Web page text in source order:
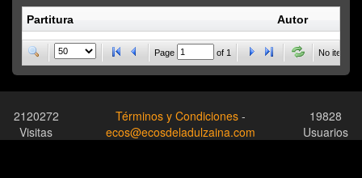
Partitura Autor
Page of 1 No items
2120272
Visitas
Términos y Condiciones -
ecos@ecosdeladulzaina.com
19828
Usuarios